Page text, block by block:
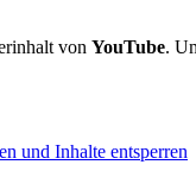
von YouTube.
und Inhalte entsperren